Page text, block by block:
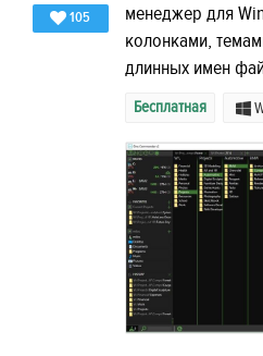
105
менеджер для
колонками,
длинных имен
Бесплатная